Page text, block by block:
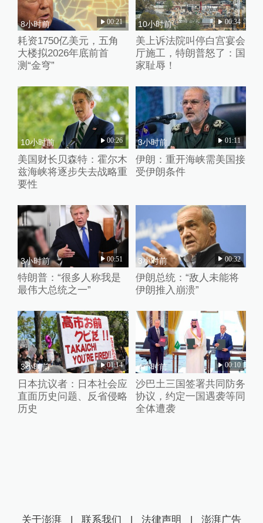
8小时前 00:21
耗资1750亿美元，五角
大楼拟2026年底前首
测“金穹”
10小时前 00:34
美上诉法院叫停白宫宴会
厅施工，特朗普怒了：国
家耻辱！
10小时前 00:26
美国财长贝森特：霍尔木
兹海峡将逐步失去战略重
要性
3小时前 01:11
伊朗：重开海峡需美国接
受伊朗条件
3小时前 00:51
特朗普：“很多人称我是
最伟大总统之一”
3小时前 00:32
伊朗总统：“敌人未能将
伊朗推入崩溃”
3小时前 01:14
日本抗议者：日本社会应
直面历史问题、反省侵略
历史
4小时前 00:10
沙巴土三国签署共同防务
协议，约定一国遇袭等同
全体遭袭
关于澎湃 | 联系我们 | 法律声明 | 澎湃广告